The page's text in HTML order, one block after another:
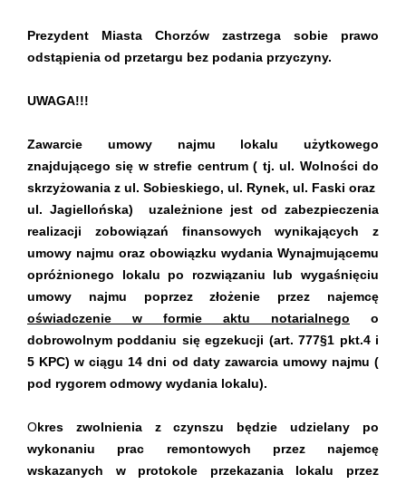
Prezydent Miasta Chorzów zastrzega sobie prawo
odstąpienia od przetargu bez podania przyczyny.
UWAGA!!!
Zawarcie umowy najmu lokalu użytkowego
znajdującego się w strefie centrum ( tj. ul. Wolności do
skrzyżowania z ul. Sobieskiego, ul. Rynek, ul. Faski oraz
ul. Jagiellońska) uzależnione jest od zabezpieczenia
realizacji zobowiązań finansowych wynikających z
umowy najmu oraz obowiązku wydania Wynajmującemu
opróżnionego lokalu po rozwiązaniu lub wygaśnięciu
umowy najmu poprzez złożenie przez najemcę
oświadczenie w formie aktu notarialnego o
dobrowolnym poddaniu się egzekucji (art. 777§1 pkt.4 i
5 KPC) w ciągu 14 dni od daty zawarcia umowy najmu (
pod rygorem odmowy wydania lokalu).
Okres zwolnienia z czynszu będzie udzielany po
wykonaniu prac remontowych przez najemcę
wskazanych w protokole przekazania lokalu przez